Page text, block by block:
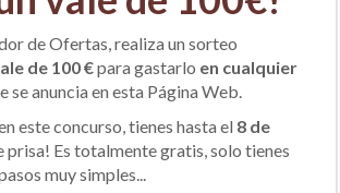
de Ofertas, realiza un sorteo
de 100 €para gastarlo en cualquier
se anuncia en esta Página Web.
este concurso, tienes hasta el 8 de
prisa! Es totalmente gratis, solo tienes
muy simples...